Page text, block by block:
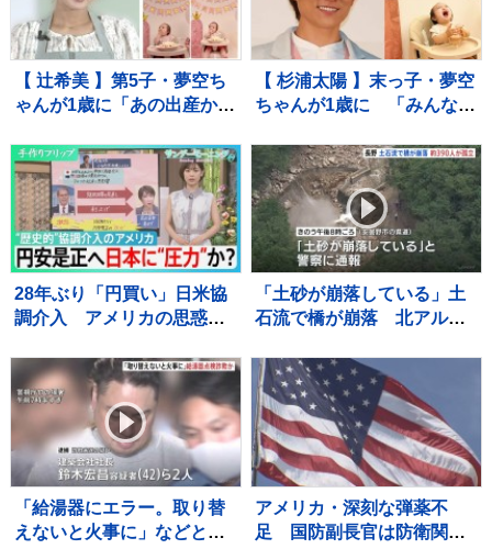
宅被害は・・【サンデーモ
ーニング】
【 辻希美 】第5子・夢空ち
ゃんが1歳に「あの出産から
す」 手や口元がクリーム
だらけでケーキ頬張る姿も
【 杉浦太陽 】末っ子・夢空
ちゃんが1歳に 「みんなに
て」家族総出でお祝い
28年ぶり「円買い」日米協
調介入 アメリカの思惑
力”か？【サンデーモーニン
グ】
「土砂が崩落している」土
石流で橋が崩落 北アルプ
に登山客など約390人が孤
立状態 長野
「給湯器にエラー。取り替
えないと火事に」などとウ
アメリカ・深刻な弾薬不
足 国防副長官は防衛関連